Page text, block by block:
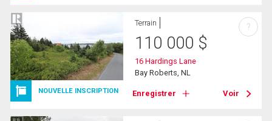
NOUVELLE INSCRIPTION
Terrain
110 000 $
16 Hardings Lane
Bay Roberts, NL
Enregistrer Voir
?